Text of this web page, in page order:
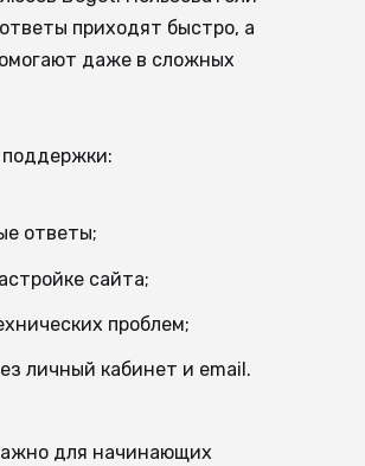
приходят быстро, а
даже в сложных
ответы;
сайта;
проблем;
личный кабинет и email.
для начинающих